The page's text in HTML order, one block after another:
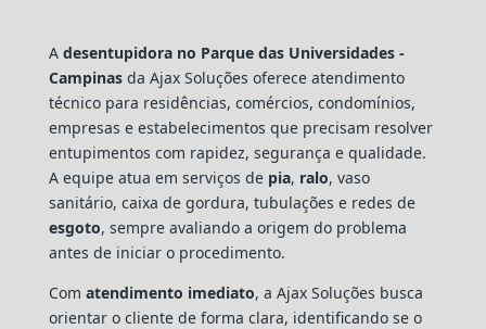
A desentupidora no Parque das Universidades -
Campinasda Ajax Soluções oferece atendimento
técnico para residências, comércios, condomínios,
empresas e estabelecimentos que precisam resolver
entupimentos com rapidez, segurança e qualidade.
A equipe atua em serviços de pia, ralo, vaso
sanitário, caixa de gordura, tubulações e redes de
esgoto, sempre avaliando a origem do problema
antes de iniciar o procedimento.
Com atendimento imediato, a Ajax Soluções busca
orientar o cliente de forma clara, identificando se o